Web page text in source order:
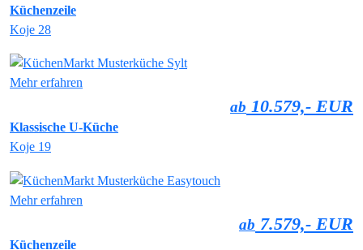
Küchenzeile
Koje 28
Mehr erfahren
ab 10.579,- EUR
Klassische U-Küche
Koje 19
Mehr erfahren
ab 7.579,- EUR
Küchenzeile